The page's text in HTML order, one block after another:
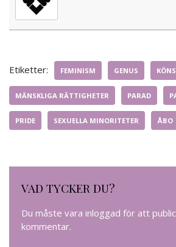
Etiketter: FEMINISM GENUS
MÄNSKLIGA RÄTTIGHETER PARAD
PRIDE SEXUELLA MINORITETER ÅBO
VAD TYCKER DU?
Du måste vara inloggad för att
kommentar.